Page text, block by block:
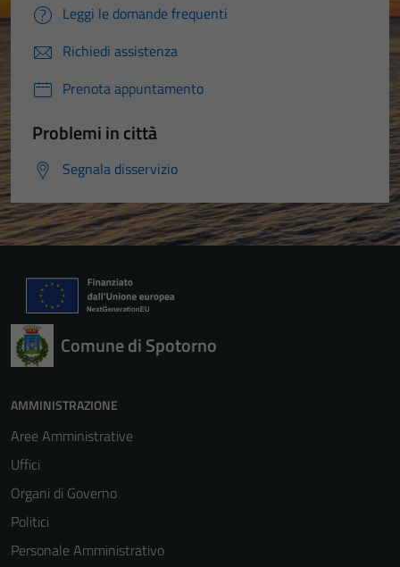
Leggi le domande frequenti
Richiedi assistenza
Prenota appuntamento
Problemi in città
Segnala disservizio
Comune di Spotorno
AMMINISTRAZIONE
Aree Amministrative
Uffici
Organi di Governo
Politici
Personale Amministrativo